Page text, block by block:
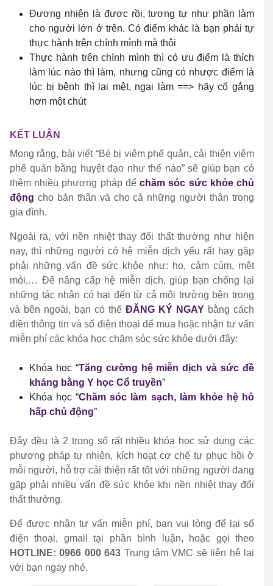
Đương nhiên là được rồi, tương tự như phần làm
cho người lớn ở trên. Có điểm khác là bạn phải tự
thực hành trên chính mình mà thôi
Thực hành trên chính mình thì có ưu điểm là thích
làm lúc nào thì làm, nhưng cũng có nhược điểm là
lúc bị bệnh thì lại mệt, ngại làm ==> hãy cố gắng
hơn một chút
KẾT LUẬN
Mong rằng, bài viết “Bé bị viêm phế quản, cải thiện viêm
phế quản bằng huyệt đạo như thế nào” sẽ giúp bạn có
thêm nhiều phương pháp đểchăm sóc sức khỏe chủ
động cho bản thân và cho cả những người thân trong
gia đình.
Ngoài ra, với nền nhiệt thay đổi thất thường như hiện
nay, thì những người có hệ miễn dịch yếu rất hay gặp
phải những vấn đề sức khỏe như: ho, cảm cúm, mệt
mỏi,… Để nâng cấp hệ miễn dịch, giúp bạn chống lại
những tác nhân có hại đến từ cả môi trường bên trong
và bên ngoài, bạn có thể ĐĂNG KÝ NGAY bằng cách
điền thông tin và số điện thoại để mua hoặc nhận tư vấn
miễn phí các khóa học chăm sóc sức khỏe dưới đây:
Khóa học “Tăng cường hệ miễn dịch và sức đề
kháng bằng Y học Cổ truyền”
Khóa học “Chăm sóc làm sạch, làm khỏe hệ hô
hấp chủ động”
Đây đều là 2 trong số rất nhiều khóa học sử dụng các
phương pháp tự nhiên, kích hoạt cơ chế tự phục hồi ở
mỗi người, hỗ trợ cải thiện rất tốt với những người đang
gặp phải nhiều vấn đề sức khỏe khi nền nhiệt thay đổi
thất thường.
Để được nhận tư vấn miễn phí, bạn vui lòng để lại số
điện thoại, gmail tại phần bình luận, hoặc gọi theo
HOTLINE: 0966 000 643 Trung tâm VMC sẽ liên hệ lại
với bạn ngay nhé.